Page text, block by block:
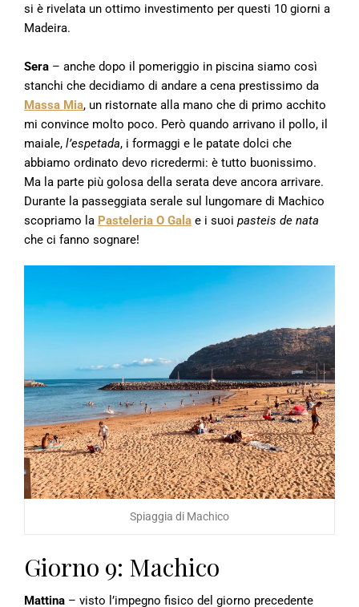
si è rivelata un ottimo investimento per questi 10 giorni a
Madeira.
Sera – anche dopo il pomeriggio in piscina siamo così
stanchi che decidiamo di andare a cena prestissimo da
Massa Mia, un ristornate alla mano che di primo acchito
mi convince molto poco. Però quando arrivano il pollo, il
maiale, l’espetada, i formaggi e le patate dolci che
abbiamo ordinato devo ricredermi: è tutto buonissimo.
Ma la parte più golosa della serata deve ancora arrivare.
Durante la passeggiata serale sul lungomare di Machico
scopriamo la Pasteleria O Gala e i suoi pasteis de nata
che ci fanno sognare!
Spiaggia di Machico
Giorno 9: Machico
Mattina – visto l’impegno fisico del giorno precedente